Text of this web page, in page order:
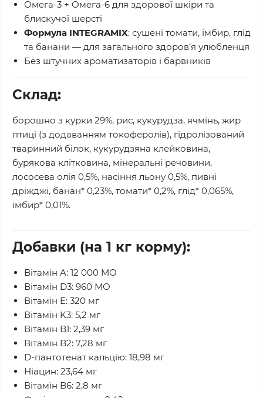
Омега-3 + Омега-6 для здорової шкіри та
блискучої шерсті
Формула INTEGRAMIX: сушені томати, імбир, глід
та банани — для загального здоров’я улюбленця
Без штучних ароматизаторів і барвників
Склад:
борошно з курки 29%, рис, кукурудза, ячмінь, жир
птиці (з додаванням токоферолів), гідролізований
тваринний білок, кукурудзяна клейковина,
бурякова клітковина, мінеральні речовини,
лососева олія 0,5%, насіння льону 0,5%, пивні
дріжджі, банан* 0,23%, томати* 0,2%, глід* 0,065%,
імбир* 0,01%.
Добавки (на 1 кг корму):
Вітамін A: 12 000 МО
Вітамін D3: 960 МО
Вітамін E: 320 мг
Вітамін K3: 5,2 мг
Вітамін B1: 2,39 мг
Вітамін B2: 7,28 мг
D-пантотенат кальцію: 18,98 мг
Ніацин: 23,64 мг
Вітамін B6: 2,8 мг